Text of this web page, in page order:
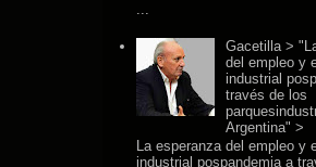
...
Gacetilla >
del empleo y
industrial
través de los
Argentina" >
La esperanza del empleo y
industrial pospandemia a